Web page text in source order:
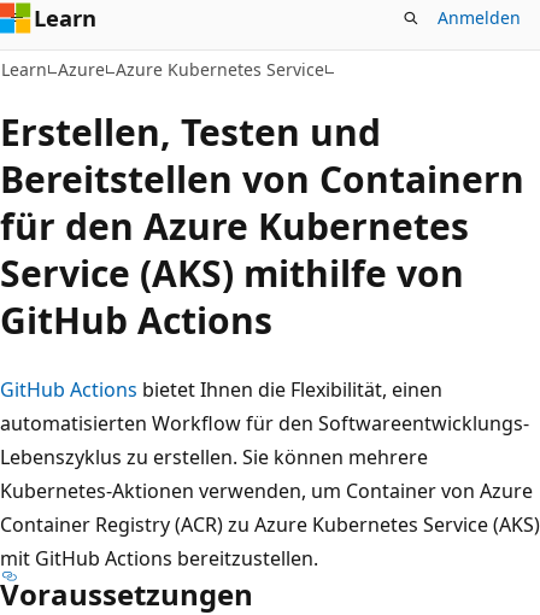
Learn Anmelden
Learn Azure Azure Kubernetes Service
Erstellen, Testen und
Bereitstellen von Containern
für den Azure Kubernetes
Service (AKS) mithilfe von
GitHub Actions
GitHub Actions bietet Ihnen die Flexibilität, einen
automatisierten Workflow für den Softwareentwicklungs-
Lebenszyklus zu erstellen. Sie können mehrere
Kubernetes-Aktionen verwenden, um Container von Azure
Container Registry (ACR) zu Azure Kubernetes Service (AKS)
mit GitHub Actions bereitzustellen.
Voraussetzungen